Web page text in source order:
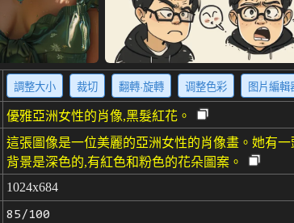
調整大小 裁切 翻轉·旋轉 调整色彩 图片編輯
優雅亞洲女性的肖像,黑髮紅花。
這張圖像是一位美麗的亞洲女性的肖像畫。她有
背景是深色的,有紅色和粉色的花朵圖案。
1024x684
85/100